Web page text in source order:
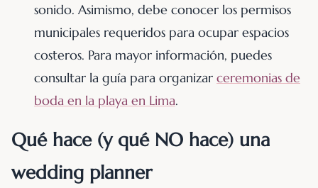
sonido. Asimismo, debe conocer los permisos
municipales requeridos para ocupar espacios
costeros. Para mayor información, puedes
consultar la guía para organizar ceremonias de
boda en la playa en Lima.
Qué hace (y qué NO hace) una
wedding planner